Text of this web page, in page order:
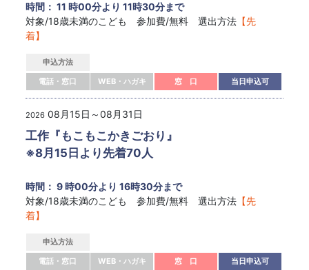
時間： 11 時00分より 11時30分まで
対象/18歳未満のこども 参加費/無料 選出方法 【先
着】
申込方法
電話・窓口
WEB・ハガキ 窓 口 当日申込可
2026 08月15日～08月31日
工作『もこもこかきごおり』
※8月15日より先着70人
時間： 9 時00分より 16時30分まで
対象/18歳未満のこども 参加費/無料 選出方法 【先
着】
申込方法
電話・窓口
WEB・ハガキ 窓 口 当日申込可